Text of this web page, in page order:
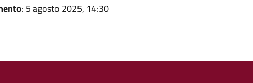
: 5 agosto 2025, 14:30